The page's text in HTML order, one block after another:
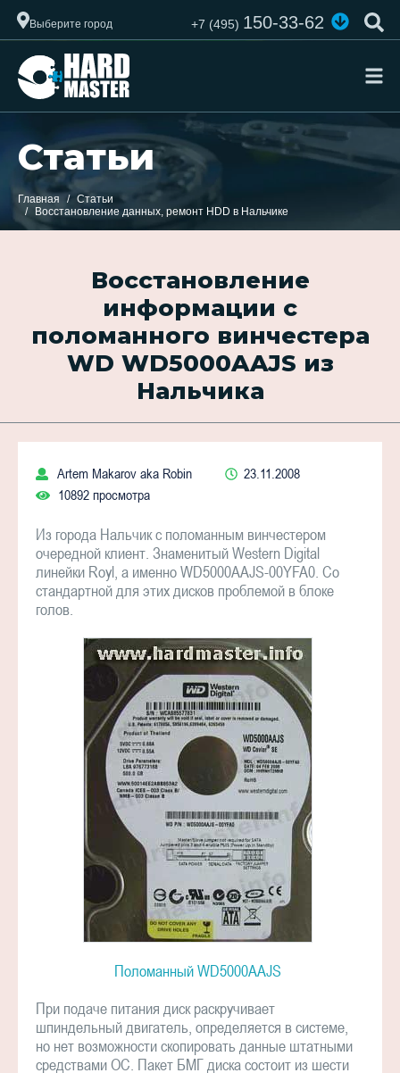
Выберите город +7 (495)150-33-62
Статьи
Главная
Статьи
Восстановление данных, ремонт HDD в Нальчике
Восстановление
информации с
поломанного винчестера
WD WD5000AAJS из
Нальчика
Artem Makarov aka Robin
23.11.2008
10892 просмотра
Из города Нальчик с поломанным винчестером
очередной клиент. Знаменитый Western Digital
линейки Royl, а именно WD5000AAJS-00YFA0. Со
стандартной для этих дисков проблемой в блоке
голов.
Поломанный WD5000AAJS
При подаче питания диск раскручивает
шпиндельный двигатель, определяется в системе,
но нет возможности скопировать данные штатными
средствами ОС. Пакет БМГ диска состоит из шести